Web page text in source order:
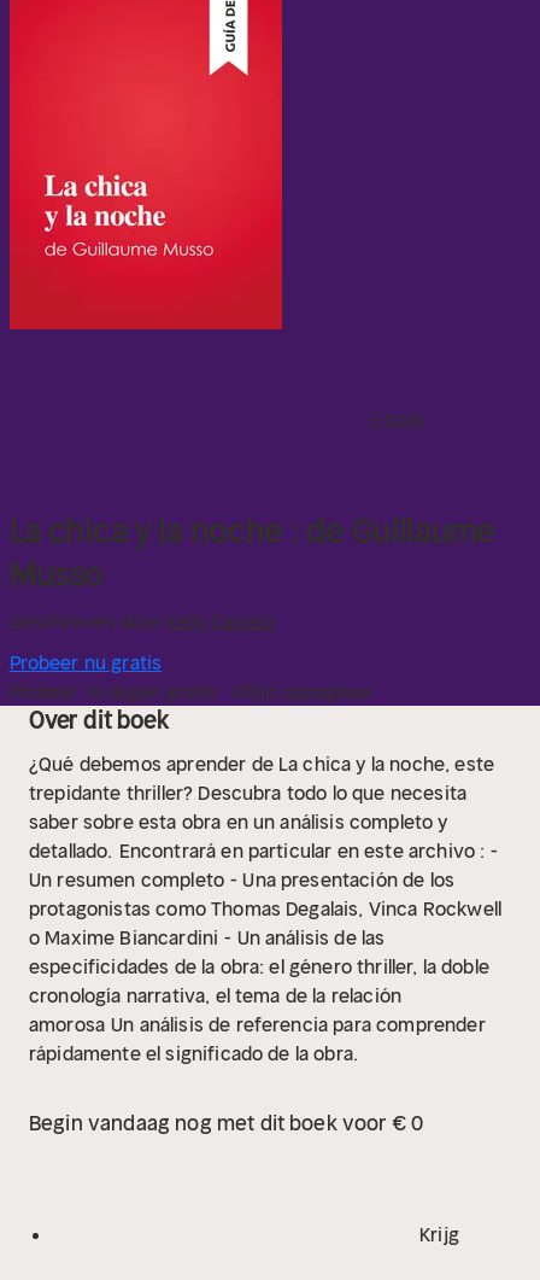
E-book
La chica y la noche : de Guillaume
Musso
Geschreven door Kelly Carrein
Probeer nu gratis
Probeer 14 dagen gratis · Altijd opzegbaar
Over dit boek
¿Qué debemos aprender de La chica y la noche, este
trepidante thriller? Descubra todo lo que necesita
saber sobre esta obra en un análisis completo y
detallado. Encontrará en particular en este archivo : -
Un resumen completo - Una presentación de los
protagonistas como Thomas Degalais, Vinca Rockwell
o Maxime Biancardini - Un análisis de las
especificidades de la obra: el género thriller, la doble
cronología narrativa, el tema de la relación
amorosa Un análisis de referencia para comprender
rápidamente el significado de la obra.
Begin vandaag nog met dit boek voor € 0
Krijg